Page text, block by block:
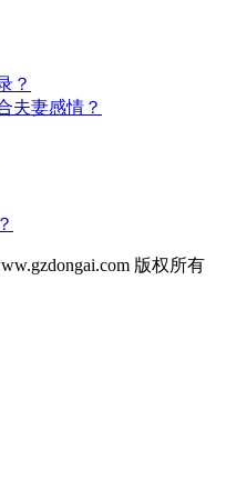
？
夫妻感情？
版权所有